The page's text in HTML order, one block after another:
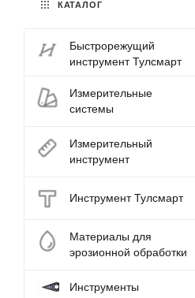
КАТАЛОГ
Быстрорежущий
инструмент Тулсмарт
Измерительные
системы
Измерительный
инструмент
Инструмент Тулсмарт
Материалы для
эрозионной обработки
Инструменты